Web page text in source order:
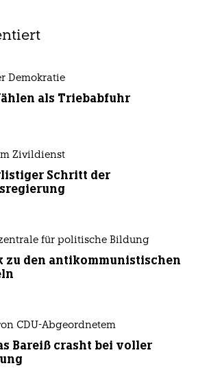
Demokratie
als Triebabfuhr
Zivildienst
Schritt der
für politische Bildung
zu den antikommunistischen
CDU-Abgeordnetem
Bareiß crasht bei voller